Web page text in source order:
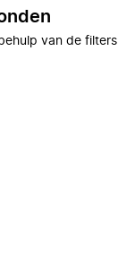
van de filters